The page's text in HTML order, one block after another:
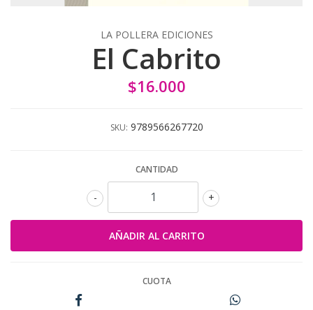
LA POLLERA EDICIONES
El Cabrito
$16.000
SKU: 9789566267720
CANTIDAD
+
-
CUOTA